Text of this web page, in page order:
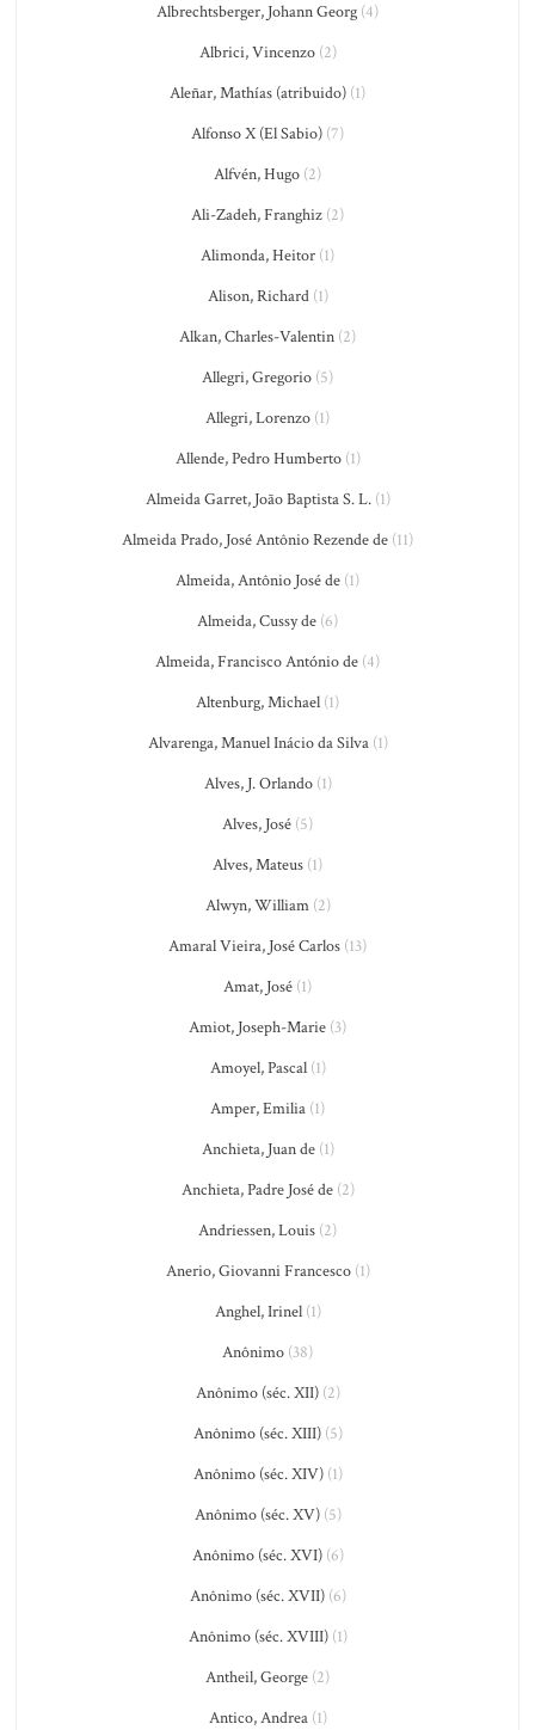
Albrechtsberger, Johann Georg (4)
Albrici, Vincenzo(2)
Aleñar, Mathías (atribuido) (1)
Alfonso X (El Sabio) (7)
Alfvén, Hugo (2)
Ali-Zadeh, Franghiz (2)
Alimonda, Heitor (1)
Alison, Richard(1)
Alkan, Charles-Valentin (2)
Allegri, Gregorio (5)
Allegri, Lorenzo (1)
Allende, Pedro Humberto(1)
Almeida Garret, João Baptista S. L.(1)
Almeida Prado, José Antônio Rezende de (11)
Almeida, Antônio José de (1)
Almeida, Cussy de (6)
Almeida, Francisco António de (4)
Altenburg, Michael (1)
Alvarenga, Manuel Inácio da Silva(1)
Alves, J. Orlando(1)
Alves, José (5)
Alves, Mateus (1)
Alwyn, William(2)
Amaral Vieira, José Carlos (13)
Amat, José (1)
Amiot, Joseph-Marie (3)
Amoyel, Pascal(1)
Amper, Emilia (1)
Anchieta, Juan de(1)
Anchieta, Padre José de(2)
Andriessen, Louis (2)
Anerio, Giovanni Francesco(1)
Anghel, Irinel(1)
Anônimo (38)
Anônimo (séc. XII)(2)
Anônimo (séc. XIII)(5)
Anônimo (séc. XIV)(1)
Anônimo (séc. XV)(5)
Anônimo (séc. XVI)(6)
Anônimo (séc. XVII)(6)
Anônimo (séc. XVIII)(1)
Antheil, George (2)
Antico, Andrea(1)